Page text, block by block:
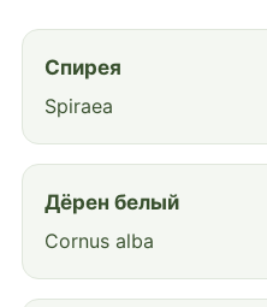
Спирея
Spiraea
Дёрен белый
Cornus alba